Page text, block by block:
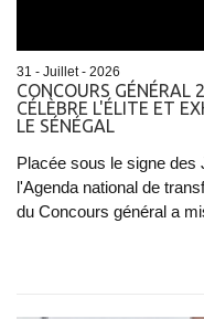
31 - Juillet - 2026
CONCOURS GÉNÉRAL
CÉLÈBRE L'ÉLITE ET
LE SÉNÉGAL
Placée sous le signe des
l'Agenda national de
du Concours général a